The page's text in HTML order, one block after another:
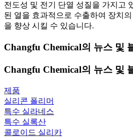
전도성 및 전기 단열 성질을 가지고
된 열을 효과적으로 수출하여 장치
을 향상 시킬 수 있습니다.
Changfu Chemical의 뉴스 및
Changfu Chemical의 뉴스 및
제품
실리콘 폴리머
특수 실라네스
특수 실록산
콜로이드 실리카